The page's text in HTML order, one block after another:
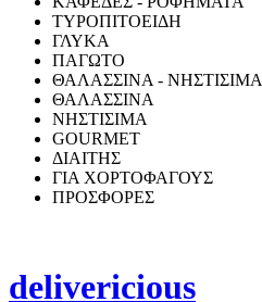
ΤΥΡΟΠΙΤΟΕΙΔΗ
ΓΛΥΚΑ
ΠΑΓΩΤΟ
ΘΑΛΑΣΣΙΝΑ - ΝΗΣΤΙΣΙΜΑ
ΘΑΛΑΣΣΙΝΑ
ΝΗΣΤΙΣΙΜΑ
GOURMET
ΔΙΑΙΤΗΣ
ΓΙΑ ΧΟΡΤΟΦΑΓΟΥΣ
ΠΡΟΣΦΟΡΕΣ
delivericious